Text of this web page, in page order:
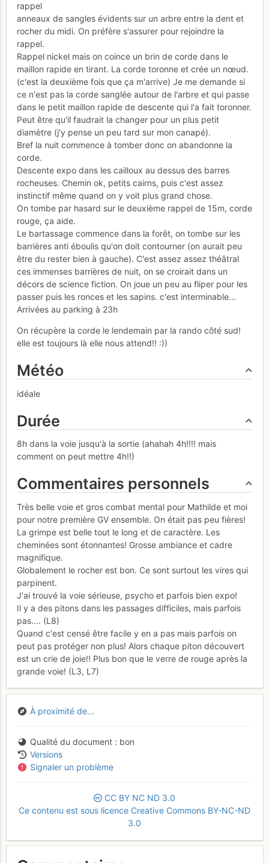
rappel
anneaux de sangles évidents sur un arbre entre la dent et
rocher du midi. On préfère s'assurer pour rejoindre la
rappel.
Rappel nickel mais on coince un brin de corde dans le
maillon rapide en tirant. La corde toronne et crée un nœud.
(c'est la deuxième fois que ça m'arrive) Je me demande si
ce n'est pas la corde sanglée autour de l'arbre et qui passe
dans le petit maillon rapide de descente qui l'a fait toronner.
Peut être qu'il faudrait la changer pour un plus petit
diamètre (j'y pense un peu tard sur mon canapé).
Bref la nuit commence à tomber donc on abandonne la
corde.
Descente expo dans les cailloux au dessus des barres
rocheuses. Chemin ok, petits cairns, puis c'est assez
instinctif même quand on y voit plus grand chose.
On tombe par hasard sur le deuxième rappel de 15m, corde
rouge, ça aide.
Le bartassage commence dans la forêt, on tombe sur les
barrières anti éboulis qu'on doit contourner (on aurait peu
être du rester bien à gauche). C'est assez assez théâtral
ces immenses barrières de nuit, on se croirait dans un
décors de science fiction. On joue un peu au fliper pour les
passer puis les ronces et les sapins. c'est interminable...
Arrivées au parking à 23h
On récupère la corde le lendemain par la rando côté sud!
elle est toujours là elle nous attend!! :))
Météo
idéale
Durée
8h dans la voie jusqu'à la sortie (ahahah 4h!!!! mais
comment on peut mettre 4h!!)
Commentaires personnels
Très belle voie et gros combat mental pour Mathilde et moi
pour notre première GV ensemble. On était pas peu fières!
La grimpe est belle tout le long et de caractère. Les
cheminées sont étonnantes! Grosse ambiance et cadre
magnifique.
Globalement le rocher est bon. Ce sont surtout les vires qui
parpinent.
J'ai trouvé la voie sérieuse, psycho et parfois bien expo!
Il y a des pitons dans les passages difficiles, mais parfois
pas.... (L8)
Quand c'est censé être facile y en a pas mais parfois on
peut pas protéger non plus! Alors chaque piton découvert
est un crie de joie!! Plus bon que le verre de rouge après la
grande voie! (L3, L7)
À proximité de...
Qualité du document
bon
Versions
Signaler un problème
CC BY NC ND 3.0
Ce contenu est sous licence Creative Commons BY-NC-ND
3.0